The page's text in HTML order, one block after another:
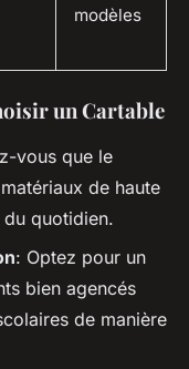
modèles
un Cartable
vous que le
de haute
quotidien.
: Optez pour un
bien agencés
de manière